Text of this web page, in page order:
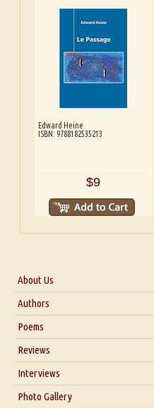
Edward Heine
ISBN: 9788182535213
$9
About Us
About Us
Blog
Authors
Poems
Reviews
Interviews
Interview with Dr. Santosh
Photo Gallery